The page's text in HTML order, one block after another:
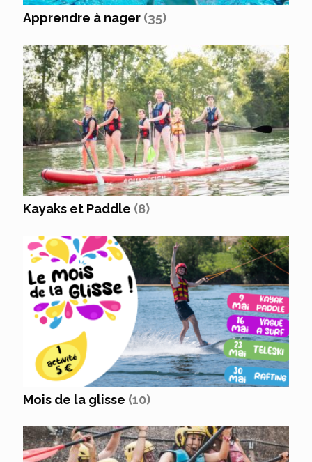
Apprendre à nager (35)
Kayaks et Paddle (8)
Mois de la glisse (10)